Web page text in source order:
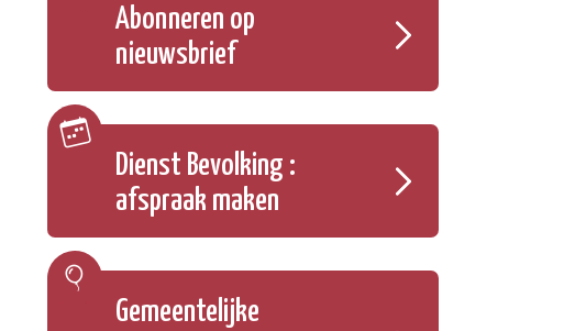
Abonneren op
nieuwsbrief
Dienst Bevolking :
afspraak maken
Gemeentelijke